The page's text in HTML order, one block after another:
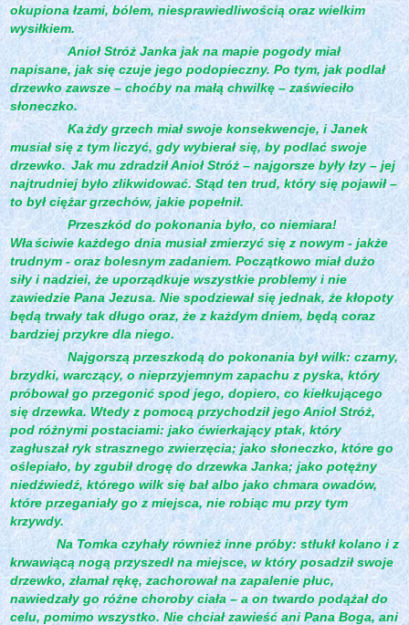
okupiona łzami, bólem, niesprawiedliwością oraz wielkim
wysiłkiem.
Anioł Stróż Janka jak na mapie pogody miał
napisane, jak się czuje jego podopieczny. Po tym, jak podlał
drzewko zawsze – choćby na małą chwilkę – zaświeciło
słoneczko.
Każdy grzech miał swoje konsekwencje, i Janek
musiał się z tym liczyć, gdy wybierał się, by podlać swoje
drzewko. Jak mu zdradził Anioł Stróż – najgorsze były łzy – jej
najtrudniej było zlikwidować. Stąd ten trud, który się pojawił –
to był ciężar grzechów, jakie popełnił.
Przeszkód do pokonania było, co niemiara!
Właściwie każdego dnia musiał zmierzyć się z nowym - jakże
trudnym - oraz bolesnym zadaniem. Początkowo miał dużo
siły i nadziei, że uporządkuje wszystkie problemy i nie
zawiedzie Pana Jezusa. Nie spodziewał się jednak, że kłopoty
będą trwały tak długo oraz, że z każdym dniem, będą coraz
bardziej przykre dla niego.
Najgorszą przeszkodą do pokonania był wilk: czarny,
brzydki, warczący, o nieprzyjemnym zapachu z pyska, który
próbował go przegonić spod jego, dopiero, co kiełkującego
się drzewka. Wtedy z pomocą przychodził jego Anioł Stróż,
pod różnymi postaciami: jako ćwierkający ptak, który
zagłuszał ryk strasznego zwierzęcia; jako słoneczko, które go
oślepiało, by zgubił drogę do drzewka Janka; jako potężny
niedźwiedź, którego wilk się bał albo jako chmara owadów,
które przeganiały go z miejsca, nie robiąc mu przy tym
krzywdy.
Na Tomka czyhały również inne próby: stłukł kolano i z
krwawiącą nogą przyszedł na miejsce, w który posadził swoje
drzewko, złamał rękę, zachorował na zapalenie płuc,
nawiedzały go różne choroby ciała – a on twardo podążał do
celu, pomimo wszystko. Nie chciał zawieść ani Pana Boga, ani